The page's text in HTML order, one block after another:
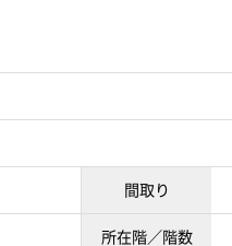
間取り
所在階／階数